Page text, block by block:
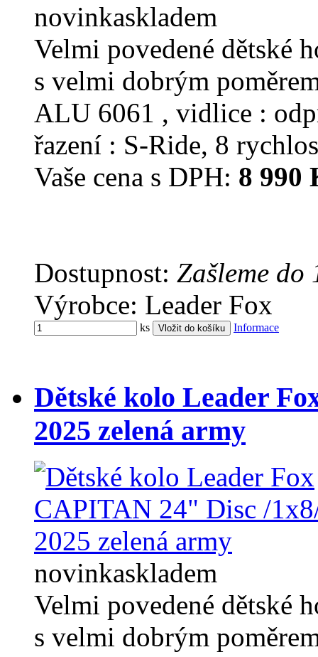
novinkaskladem
Velmi povedené dětské
s velmi dobrým
ALU 6061 , vidlice :
řazení : S-Ride, 8
Vaše cena s DPH: 8 990
Dostupnost: Zašleme do
Výrobce: Leader Fox
ks Informace
Dětské kolo Leader
2025 zelená army
novinkaskladem
Velmi povedené dětské
s velmi dobrým